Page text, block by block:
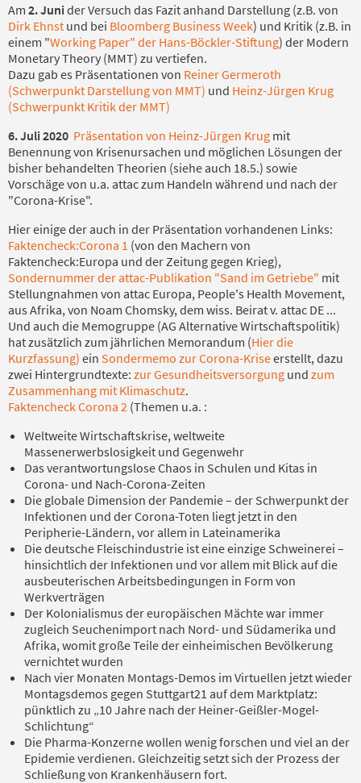
Am 2. Juni der Versuch das Fazit anhand Darstellung (z.B. von
Dirk Ehnst und bei Bloomberg Business Week) und Kritik (z.B. in
einem "Working Paper" der Hans-Böckler-Stiftung) der Modern
Monetary Theory (MMT) zu vertiefen.
Dazu gab es Präsentationen von Reiner Germeroth
(Schwerpunkt Darstellung von MMT) und Heinz-Jürgen Krug
(Schwerpunkt Kritik der MMT)
6. Juli 2020 Präsentation von Heinz-Jürgen Krug mit
Benennung von Krisenursachen und möglichen Lösungen der
bisher behandelten Theorien (siehe auch 18.5.) sowie
Vorschäge von u.a. attac zum Handeln während und nach der
"Corona-Krise".
Hier einige der auch in der Präsentation vorhandenen Links:
Faktencheck:Corona 1 (von den Machern von
Faktencheck:Europa und der Zeitung gegen Krieg),
Sondernummer der attac-Publikation "Sand im Getriebe" mit
Stellungnahmen von attac Europa, People's Health Movement,
aus Afrika, von Noam Chomsky, dem wiss. Beirat v. attac DE ...
Und auch die Memogruppe (AG Alternative Wirtschaftspolitik)
hat zusätzlich zum jährlichen Memorandum (Hier die
Kurzfassung) ein Sondermemo zur Corona-Kriseerstellt, dazu
zwei Hintergrundtexte: zur Gesundheitsversorgung und zum
Zusammenhang mit Klimaschutz.
Faktencheck Corona 2 (Themen u.a. :
Weltweite Wirtschaftskrise, weltweite
Massenerwerbslosigkeit und Gegenwehr
Das verantwortungslose Chaos in Schulen und Kitas in
Corona- und Nach-Corona-Zeiten
Die globale Dimension der Pandemie – der Schwerpunkt der
Infektionen und der Corona-Toten liegt jetzt in den
Peripherie-Ländern, vor allem in Lateinamerika
Die deutsche Fleischindustrie ist eine einzige Schweinerei –
hinsichtlich der Infektionen und vor allem mit Blick auf die
ausbeuterischen Arbeitsbedingungen in Form von
Werkverträgen
Der Kolonialismus der europäischen Mächte war immer
zugleich Seuchenimport nach Nord- und Südamerika und
Afrika, womit große Teile der einheimischen Bevölkerung
vernichtet wurden
Nach vier Monaten Montags-Demos im Virtuellen jetzt wieder
Montagsdemos gegen Stuttgart21 auf dem Marktplatz:
pünktlich zu „10 Jahre nach der Heiner-Geißler-Mogel-
Schlichtung“
Die Pharma-Konzerne wollen wenig forschen und viel an der
Epidemie verdienen. Gleichzeitig setzt sich der Prozess der
Schließung von Krankenhäusern fort.